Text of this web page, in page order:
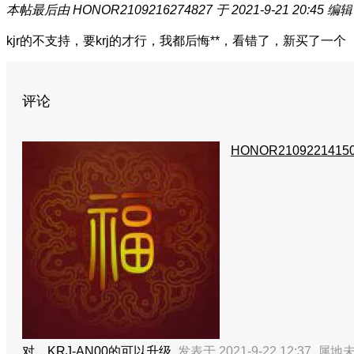
本帖最后由 HONOR2109216274827 于 2021-9-21 20:45 编辑
kjr的不支持，要krj的才行，我都后悔**，看错了，新买了一个
评论
对，KRJ-AN00的可以升级 发表于 2021-9-22 12:37 属地